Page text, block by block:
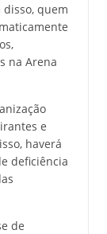
disso, quem
na Arena
e
haverá
deficiência
de